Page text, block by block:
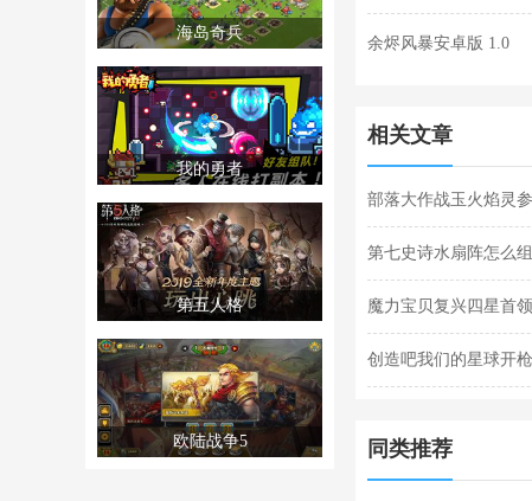
海岛奇兵
我的勇者
第五人格
欧陆战争5
余烬风暴安卓版 1.0
相关文章
部落大作战玉火焰灵
灵参战技能合集
第七史诗水扇阵怎么
魔力宝贝复兴四星首
法合集
创造吧我们的星球开
同类推荐